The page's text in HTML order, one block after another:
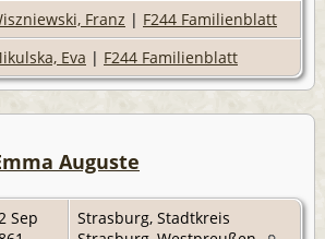
Franz | F244 Familienblatt
Eva | F244 Familienblatt
Auguste
Sep
Strasburg, Stadtkreis